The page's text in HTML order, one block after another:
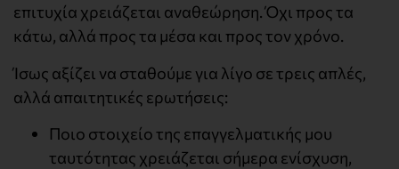
επιτυχία χρειάζεται αναθεώρηση. Όχι προς τα
κάτω, αλλά προς τα μέσα και προς τον χρόνο.
Ίσως αξίζει να σταθούμε για λίγο σε τρεις απλές,
αλλά απαιτητικές ερωτήσεις:
Ποιο στοιχείο της επαγγελματικής μου
ταυτότητας χρειάζεται σήμερα ενίσχυση,